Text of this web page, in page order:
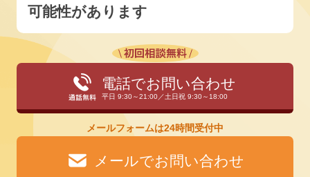
可能性があります
電話でお問い合わせ
平日 9:30～21:00／土日祝 9:30～18:00
メールフォームは24時間受付中
メールでお問い合わせ